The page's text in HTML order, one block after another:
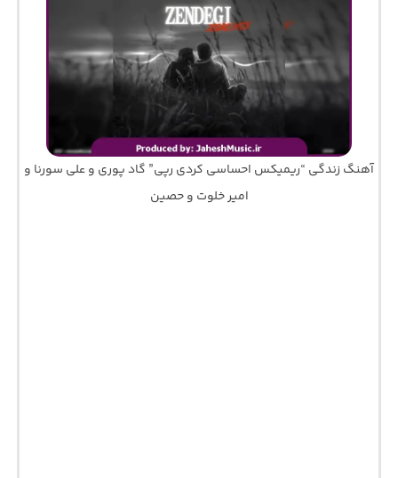
آهنگ زندگی “ریمیکس احساسی کردی رپی” گاد پوری و علی سورنا و
امیر خلوت و حصین